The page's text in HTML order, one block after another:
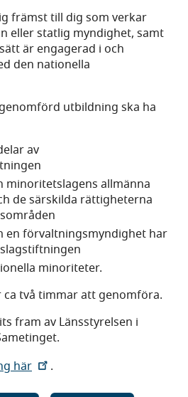
främst till dig som verkar
eller statlig myndighet, samt
är engagerad i och
den nationella
utbildning ska ha
av
minoritetslagens allmänna
de särskilda rättigheterna
en förvaltningsmyndighet har
minoriteter.
två timmar att genomföra.
fram av Länsstyrelsen i
här .